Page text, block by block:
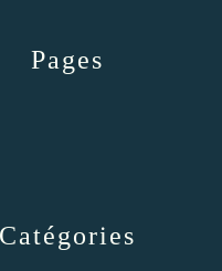
Catégories
Pages